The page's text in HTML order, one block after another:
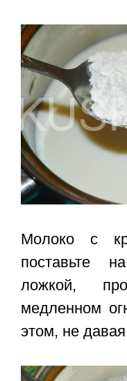
Молоко с
поставьте
ложкой,
медленном
этом, не